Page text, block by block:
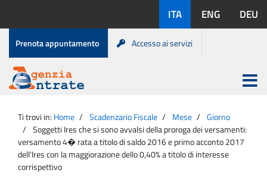
contenuto
disponibili:
ITA ENG DEU
Menu
di
servizio
Prenota appuntamento Accesso ai servizi
Agenzia
Entrate
Apri
menu
principale
Ti trovi in: Home Scadenzario Fiscale Mese
Giorno
Soggetti Ires che si sono avvalsi della proroga dei versamenti:
versamento 4� rata a titolo di saldo 2016 e primo acconto 2017
dell'Ires con la maggiorazione dello 0,40% a titolo di interesse
corrispettivo